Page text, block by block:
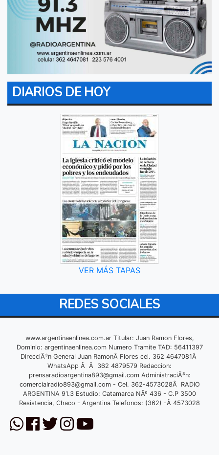
DIARIOS DE HOY
VER MÁS TAPAS
REDES SOCIALES
www.argentinaenlinea.com.ar Titular: Juan Ramon Flores,
Dominio: argentinaenlinea.com Numero Tramite TAD: 56411397
DirecciÃ³n General Juan RamonÂ Flores cel. 362 4647081Â
WhatsApp Â Â 362 4879579 Redaccion:
prensaradioargentina893@gmail.comAdministraciÃ³n:
comercialradio893@gmail.com- Cel. 362-4573028Â RADIO
ARGENTINA 91.3 Estudio: Catamarca NÂº 436 - C.P 3500
Resistencia, Chaco - Argentina Telefonos: (362) -Â 4573028